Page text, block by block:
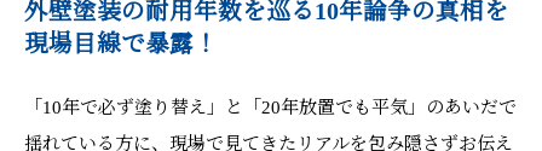
外壁塗装の耐用年数を巡る10年論争の真相を
現場目線で暴露！
「10年で必ず塗り替え」と「20年放置でも平気」のあいだで
揺れている方に、現場で見てきたリアルを包み隠さずお伝え